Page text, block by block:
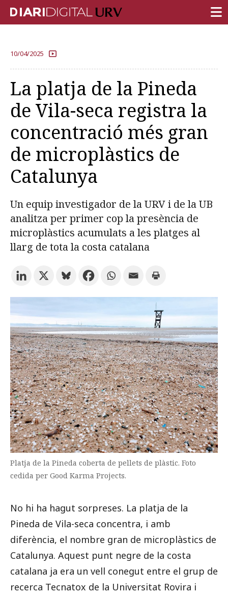
DOCÈNCIA
INSTITUCIÓ
VIDA AL CAMPUS
COMUNITAT URV
REPORTATGES
CATALÀ ESPAÑOL ENGLISH
10/04/2025
La platja de la Pineda
de Vila-seca registra la
concentració més gran
de microplàstics de
Catalunya
Un equip investigador de la URV i de la UB
analitza per primer cop la presència de
microplàstics acumulats a les platges al
llarg de tota la costa catalana
Platja de la Pineda coberta de pellets de plàstic. Foto
cedida per Good Karma Projects.
No hi ha hagut sorpreses. La platja de la
Pineda de Vila-seca concentra, i amb
diferència, el nombre gran de microplàstics de
Catalunya. Aquest punt negre de la costa
catalana ja era un vell conegut entre el grup de
recerca Tecnatox de la Universitat Rovira i